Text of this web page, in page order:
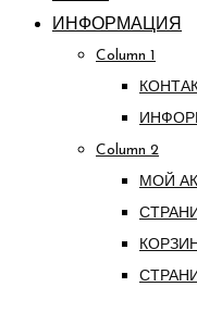
ИНФОРМАЦИЯ
Column 1
Column 2
МОЙ